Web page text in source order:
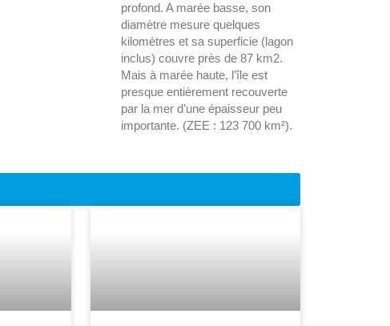
profond. A marée basse, son
diamètre mesure quelques
kilomètres et sa superficie (lagon
inclus) couvre près de 87 km2.
Mais à marée haute, l’île est
presque entièrement recouverte
par la mer d’une épaisseur peu
importante. (ZEE : 123 700 km²).